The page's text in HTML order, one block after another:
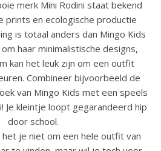
merk Mini Rodini staat bekend
prints en ecologische productie
is totaal anders dan Mingo Kids
haar minimalistische designs,
kan het leuk zijn om een outfit
Combineer bijvoorbeeld de
van Mingo Kids met een speels
Je kleintje loopt gegarandeerd hip
door school.
het je niet om een hele outfit van